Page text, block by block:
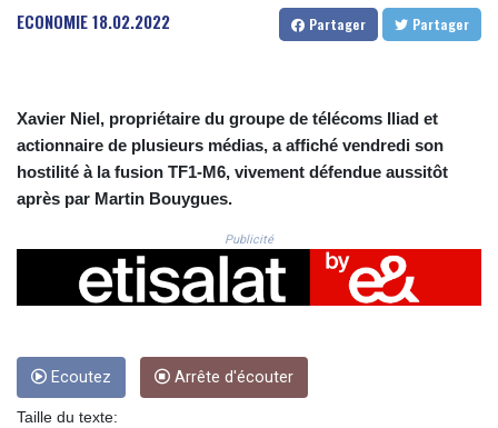
CRC 524.321776
CUC 1.153523
DJF 205.391597
DKK 7.475497
DOP 67.329861
DZD 153.461287
ERN 17.302844
ETB 186.159691
FJD 2.553842
GEL 3.016476
GGP 0.857346
ECONOMIE18.02.2022 Partager Partager
Xavier Niel, propriétaire du groupe de télécoms Iliad et
actionnaire de plusieurs médias, a affiché vendredi son
hostilité à la fusion TF1-M6, vivement défendue aussitôt
après par Martin Bouygues.
Publicité
Ecoutez Arrête d'écouter
Taille du texte: